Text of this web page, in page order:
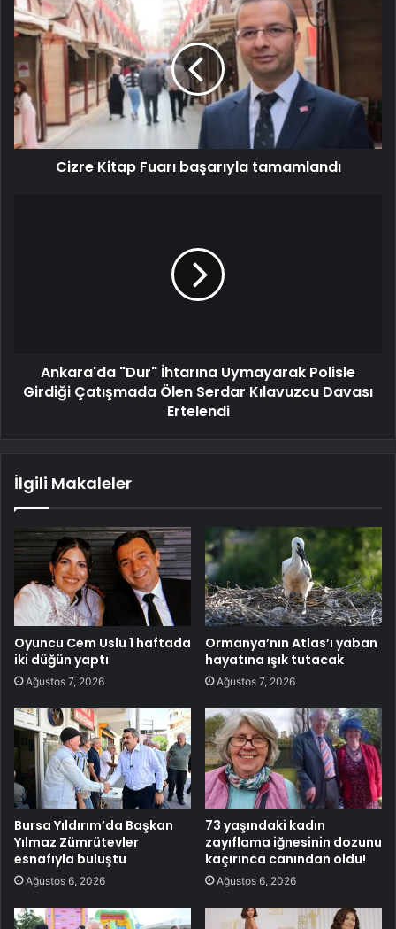
Cizre Kitap Fuarı başarıyla tamamlandı
Ankara'da "Dur" İhtarına Uymayarak Polisle
Girdiği Çatışmada Ölen Serdar Kılavuzcu Davası
Ertelendi
İlgili Makaleler
Oyuncu Cem Uslu 1 haftada
iki düğün yaptı
Ağustos 7, 2026
Ormanya’nın Atlas’ı yaban
hayatına ışık tutacak
Ağustos 7, 2026
Bursa Yıldırım’da Başkan
Yılmaz Zümrütevler
esnafıyla buluştu
Ağustos 6, 2026
73 yaşındaki kadın
zayıflama iğnesinin dozunu
kaçırınca canından oldu!
Ağustos 6, 2026